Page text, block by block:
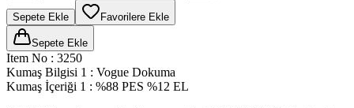
Sepete Ekle Favorilere Ekle
Sepete Ekle
Item No : 3250
Kumaş Bilgisi 1 : Vogue Dokuma
Kumaş İçeriği 1 : %88 PES %12 EL